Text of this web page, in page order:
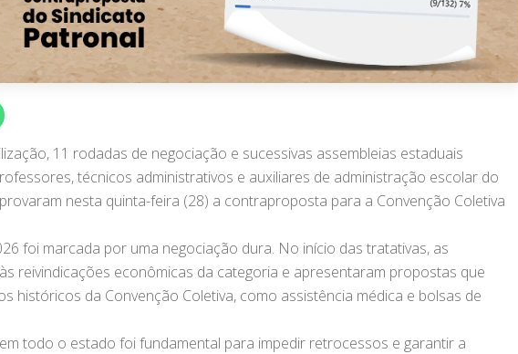
11 rodadas de negociação e sucessivas assembleias estaduais
técnicos administrativos e auxiliares de administração escolar do
nesta quinta-feira (28) a contraproposta para a Convenção Coletiva
foi marcada por uma negociação dura. No início das tratativas, as
reivindicações econômicas da categoria e apresentaram propostas que
históricos da Convenção Coletiva, como assistência médica e bolsas de
todo o estado foi fundamental para impedir retrocessos e garantir a